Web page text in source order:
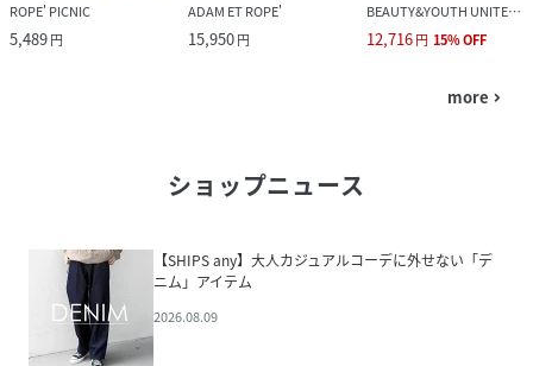
ROPE' PICNIC
5,489円
ADAM ET ROPE'
15,950円
BEAUTY&YOUTH UNITED ARROWS
12,716円 15%OFF
more navigate_next
ショップニュース
【SHIPS any】大人カジュアルコーデに外せない「デ
ニム」アイテム
2026.08.09